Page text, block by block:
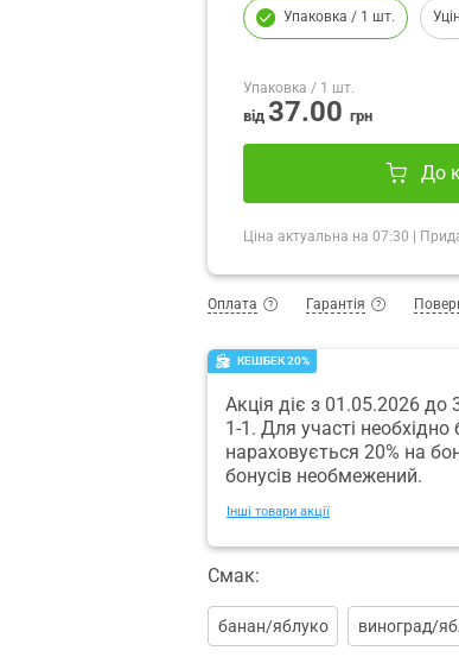
Упаковка / 1 шт.
Упаковка / 1 шт.
від 37.00 грн
До
Ціна актуальна на 07:30 |
Оплата Гарантія
КЕШБЕК 20%
Акція діє з 01.05.2026 до
1-1. Для участі
нараховується 20% на
бонусів необмежений.
Інші товари акції
Смак:
банан/яблуко виноград/